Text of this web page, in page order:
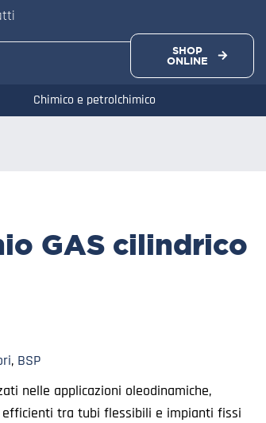
SHOP
ONLINE
Chimico e petrolchimico
GAS cilindrico
, BSP
nelle applicazioni oleodinamiche,
tra tubi flessibili e impianti fissi